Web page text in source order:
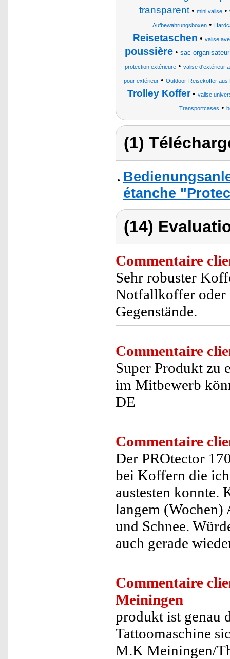
transparent• mini valise•
Aufbewahrungsboxen•
Reisetaschen • valise
poussière• sac
protection extérieure • valise d'extérieur
pour extérieur • Outdoor-Reisekoffer
Trolley Koffer• valise
Transportcases •
(1)
étanche
(14)
Commentaire
Sehr robuster
Notfallkoffer oder
Gegenstände.
Commentaire
Super Produkt zu
im Mitbewerb
DE
Commentaire
Der PROtector
bei Koffern die
austesten konnte.
langem (Wochen)
und Schnee.
auch gerade
Commentaire
Meiningen
produkt ist genau
Tattoomaschine
M.K Meiningen/